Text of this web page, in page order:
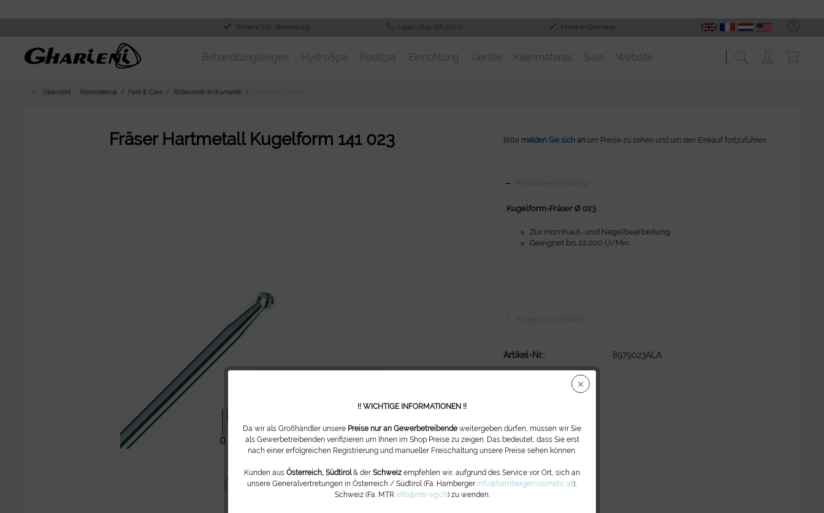
Sichere SSL Verbindung +49(0)2841-88300-0 Made in Germany
Behandlungsliegen HydroSpa Pedispa Einrichtung Geräte Kleinmaterial Sale Website
Übersicht Kleinmaterial Feet & Care Rotierende Instrumente
Fräser Hartmetall Kugelform 141 023
Teilen
Bitte melden Sie sich an um Preise zu sehen und um den Einkauf fortzuführen.
Produktbeschreibung
Kugelform-Fräser Ø 023
Zur Hornhaut- und Nagelbearbeitung.
Geeignet bis 22.000 U/Min
Fragen zum Artikel?
Artikel-Nr.: 8979023ALA
!! WICHTIGE INFORMATIONEN !!
Da wir als Großhändler unsere Preise nur an Gewerbetreibendeweitergeben dürfen, müssen wir Sie
als Gewerbetreibenden verifizieren um Ihnen im Shop Preise zu zeigen. Das bedeutet, dass Sie erst
nach einer erfolgreichen Registrierung und manueller Freischaltung unsere Preise sehen können.
Kunden aus Österreich, Südtirol& der Schweiz empfehlen wir, aufgrund des Service vor Ort, sich an
unsere Generalvertretungen in Österreich / Südtirol (Fa. Hamberger info@hambergercosmetic.at),
Schweiz (Fa. MTR info@mtr-ag.ch) zu wenden.